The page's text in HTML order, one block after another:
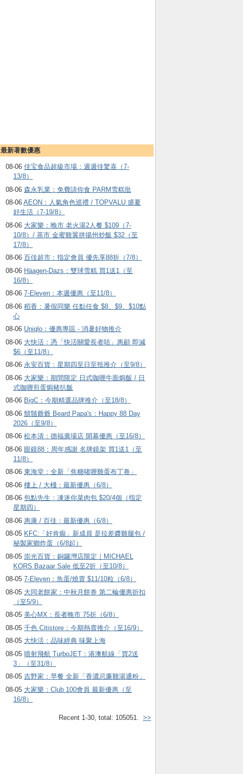
最新著數優惠
08-06 佳宝食品超級市場：週週佳驚喜（7-
13/8）
08-06 森永乳業：免費請你食 PARM雪糕批
08-06 AEON：人氣角色巡禮 / TOPVALU 盛夏
好生活（7-19/8）
08-06 大家樂：晚市 老火湯2人餐 $109（7-
10/8）/ 茶市 金蜜雞翼拼揚州炒飯 $32（至
17/8）
08-06 百佳超市：指定會員 優先享88折（7/8）
08-06 Häagen-Dazs ：雙球雪糕 買1送1（至
16/8）
08-06 7-Eleven：本週優惠（至11/8）
08-06 稻香：暑假同樂 任點任食 $8、$9、$10點
心
08-06 Uniqlo：優惠專區 - 消暑好物推介
08-06 大快活：憑「快活關愛長者咭」惠顧 即減
$6（至11/8）
08-06 永安百貨：星期四至日至抵推介（至9/8）
08-06 大家樂：期間限定 日式咖喱牛面焗飯 / 日
式咖喱煎蛋焗豬扒飯
08-06 BigC：今期精選品牌推介（至18/8）
08-06 鬍鬚爺爺 Beard Papa's：Happy 88 Day
2026（至9/8）
08-06 松本清：德福廣場店 開幕優惠（至16/8）
08-06 眼鏡88：周年感謝 名牌鏡架 買1送1（至
11/8）
08-06 東海堂：全新「焦糖啫喱雞蛋布丁卷」
08-06 樓上 / 大棧：最新優惠（6/8）
08-06 包點先生：凍迷你菜肉包 $20/4個（指定
星期四）
08-06 惠康 / 百佳：最新優惠（6/8）
08-05 KFC:「好肯癲」新成員 是拉差醬雞腿包 /
秘製家鄉炸蛋（6/8起）
08-05 崇光百貨：銅鑼灣店限定｜MICHAEL
KORS Bazaar Sale 低至2折（至10/8）
08-05 7-Eleven：魚蛋/燒賣 $11/10粒（6/8）
08-05 大同老餅家：中秋月餅券 第二輪優惠折扣
（至5/9）
08-05 美心MX：長者晚市 75折（6/8）
08-05 千色 Citistore：今期熱賣推介（至16/9）
08-05 大快活：品味經典 味聚上海
08-05 噴射飛航 TurboJET：港澳航線「買2送
3」（至31/8）
08-05 吉野家：早餐 全新「香濃忌廉雞湯通粉」
08-05 大家樂：Club 100會員 最新優惠（至
16/8）
Recent 1-30, total: 105051. >>